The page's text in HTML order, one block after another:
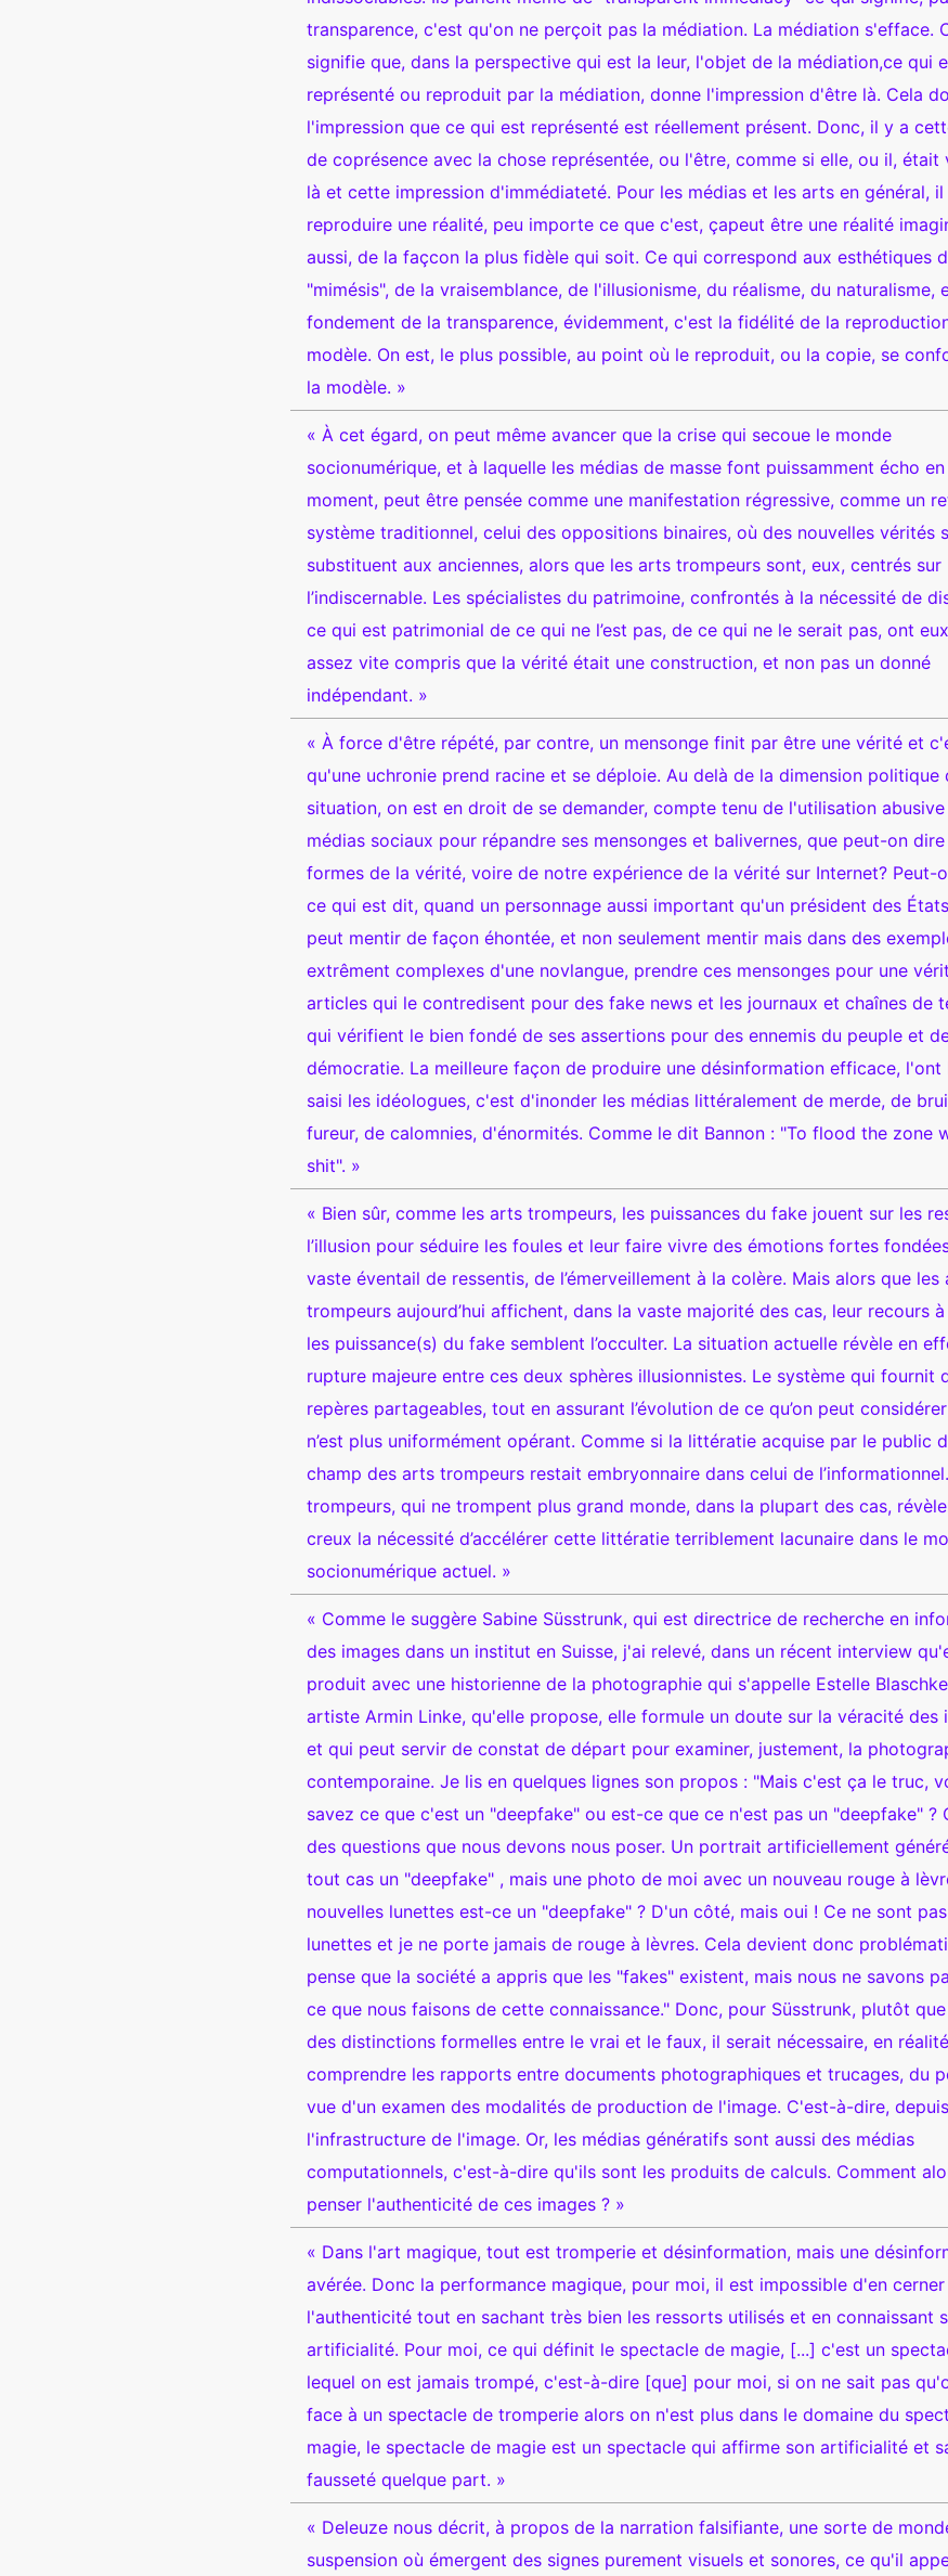
transparence, c'est qu'on ne perçoit pas la médiation. La médiation s'efface.
signifie que, dans la perspective qui est la leur, l'objet de la médiation,ce qui
représenté ou reproduit par la médiation, donne l'impression d'être là. Cela
l'impression que ce qui est représenté est réellement présent. Donc, il y a
de coprésence avec la chose représentée, ou l'être, comme si elle, ou il, était
là et cette impression d'immédiateté. Pour les médias et les arts en général,
reproduire une réalité, peu importe ce que c'est, çapeut être une réalité
aussi, de la façcon la plus fidèle qui soit. Ce qui correspond aux esthétiques
"mimésis", de la vraisemblance, de l'illusionisme, du réalisme, du naturalisme,
fondement de la transparence, évidemment, c'est la fidélité de la
modèle. On est, le plus possible, au point où le reproduit, ou la copie, se
la modèle. »
« À cet égard, on peut même avancer que la crise qui secoue le monde
socionumérique, et à laquelle les médias de masse font puissamment écho
moment, peut être pensée comme une manifestation régressive, comme un
système traditionnel, celui des oppositions binaires, où des nouvelles vérités
substituent aux anciennes, alors que les arts trompeurs sont, eux, centrés sur
l’indiscernable. Les spécialistes du patrimoine, confrontés à la nécessité de
ce qui est patrimonial de ce qui ne l’est pas, de ce qui ne le serait pas, ont
assez vite compris que la vérité était une construction, et non pas un donné
indépendant. »
« À force d'être répété, par contre, un mensonge finit par être une vérité et
qu'une uchronie prend racine et se déploie. Au delà de la dimension politique
situation, on est en droit de se demander, compte tenu de l'utilisation abusive
médias sociaux pour répandre ses mensonges et balivernes, que peut-on
formes de la vérité, voire de notre expérience de la vérité sur Internet? Peut-
ce qui est dit, quand un personnage aussi important qu'un président des
peut mentir de façon éhontée, et non seulement mentir mais dans des
extrêment complexes d'une novlangue, prendre ces mensonges pour une
articles qui le contredisent pour des fake news et les journaux et chaînes de
qui vérifient le bien fondé de ses assertions pour des ennemis du peuple et
démocratie. La meilleure façon de produire une désinformation efficace, l'ont
saisi les idéologues, c'est d'inonder les médias littéralement de merde, de
fureur, de calomnies, d'énormités. Comme le dit Bannon : "To flood the zone
shit". »
« Bien sûr, comme les arts trompeurs, les puissances du fake jouent sur les
l’illusion pour séduire les foules et leur faire vivre des émotions fortes
vaste éventail de ressentis, de l’émerveillement à la colère. Mais alors que les
trompeurs aujourd’hui affichent, dans la vaste majorité des cas, leur recours à
les puissance(s) du fake semblent l’occulter. La situation actuelle révèle en
rupture majeure entre ces deux sphères illusionnistes. Le système qui fournit
repères partageables, tout en assurant l’évolution de ce qu’on peut
n’est plus uniformément opérant. Comme si la littératie acquise par le public
champ des arts trompeurs restait embryonnaire dans celui de
trompeurs, qui ne trompent plus grand monde, dans la plupart des cas,
creux la nécessité d’accélérer cette littératie terriblement lacunaire dans le
socionumérique actuel. »
« Comme le suggère Sabine Süsstrunk, qui est directrice de recherche en
des images dans un institut en Suisse, j'ai relevé, dans un récent interview
produit avec une historienne de la photographie qui s'appelle Estelle
artiste Armin Linke, qu'elle propose, elle formule un doute sur la véracité des
et qui peut servir de constat de départ pour examiner, justement, la
contemporaine. Je lis en quelques lignes son propos : "Mais c'est ça le truc,
savez ce que c'est un "deepfake" ou est-ce que ce n'est pas un "deepfake" ?
des questions que nous devons nous poser. Un portrait artificiellement
tout cas un "deepfake" , mais une photo de moi avec un nouveau rouge à
nouvelles lunettes est-ce un "deepfake" ? D'un côté, mais oui ! Ce ne sont
lunettes et je ne porte jamais de rouge à lèvres. Cela devient donc
pense que la société a appris que les "fakes" existent, mais nous ne savons
ce que nous faisons de cette connaissance." Donc, pour Süsstrunk, plutôt
des distinctions formelles entre le vrai et le faux, il serait nécessaire, en
comprendre les rapports entre documents photographiques et trucages, du
vue d'un examen des modalités de production de l'image. C'est-à-dire, depuis
l'infrastructure de l'image. Or, les médias génératifs sont aussi des médias
computationnels, c'est-à-dire qu'ils sont les produits de calculs. Comment
penser l'authenticité de ces images ? »
« Dans l'art magique, tout est tromperie et désinformation, mais une
avérée. Donc la performance magique, pour moi, il est impossible d'en cerner
l'authenticité tout en sachant très bien les ressorts utilisés et en connaissant
artificialité. Pour moi, ce qui définit le spectacle de magie, [...] c'est un
lequel on est jamais trompé, c'est-à-dire [que] pour moi, si on ne sait pas
face à un spectacle de tromperie alors on n'est plus dans le domaine du
magie, le spectacle de magie est un spectacle qui affirme son artificialité et
fausseté quelque part. »
« Deleuze nous décrit, à propos de la narration falsifiante, une sorte de
suspension où émergent des signes purement visuels et sonores, ce qu'il